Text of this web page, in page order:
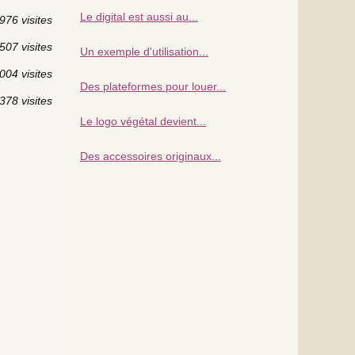
visites
visites
visites
visites
Le digital est aussi au...
Un exemple d'utilisation...
Des plateformes pour louer...
Le logo végétal devient...
Des accessoires originaux...